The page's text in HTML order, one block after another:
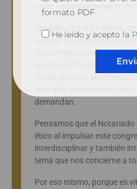
También con la finalidad,
recoger las múltiples
durante estos meses. Solo
un diálogo fructífero con
demandan.
Pensamos que el
ético al impulsar este
interdisciplinar y también
tema que nos concierne a
Por eso mismo, porque es
formato PDF
He leído y acepto la